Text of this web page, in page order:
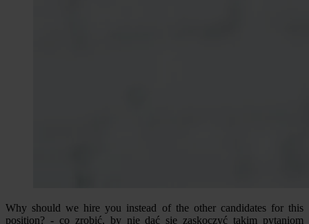
Why should we hire you instead of the other candidates for this
position? - co zrobić, by nie dać się zaskoczyć takim pytaniom